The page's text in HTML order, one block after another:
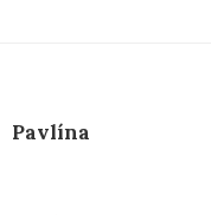
Pavlína